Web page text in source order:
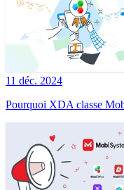
11 déc. 2024
Pourquoi XDA classe